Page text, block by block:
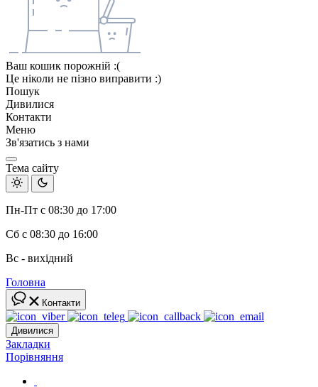
Ваш кошик порожній :(
Це ніколи не пізно виправити :)
Пошук
Дивилися
Контакти
Меню
Зв'язатись з нами
Тема сайту
Пн-Пт с 08:30 до 17:00
Сб с 08:30 до 16:00
Вс - вихідний
Головна
Контакти
Дивилися
Закладки
Порівняння